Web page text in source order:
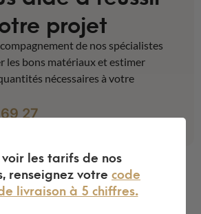
projet
de nos spécialistes
les bons matériaux et estimer
nécessaires à votre
27
voir les tarifs de nos
renseignez votre code
livraison à 5 chiffres.